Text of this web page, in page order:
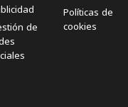
de
Políticas de
cookies